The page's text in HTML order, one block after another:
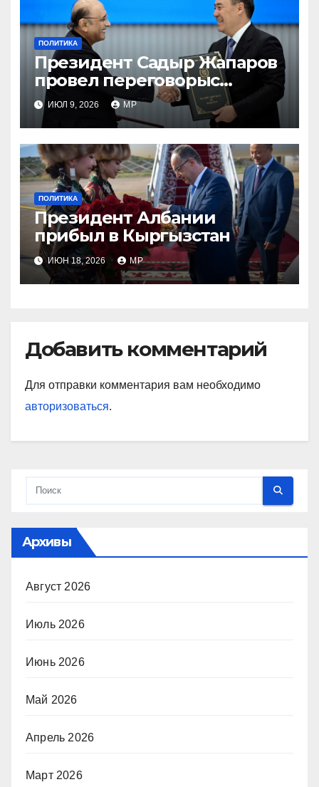
ПОЛИТИКА
Президент Садыр Жапаров
провел переговорыс
лидером Пакистана
ИЮЛ 9, 2026 MP
ПОЛИТИКА
Президент Албании
прибыл в Кыргызстан
ИЮН 18, 2026 MP
Добавить комментарий
Для отправки комментария вам необходимо
авторизоваться.
Архивы
Август 2026
Июль 2026
Июнь 2026
Май 2026
Апрель 2026
Март 2026